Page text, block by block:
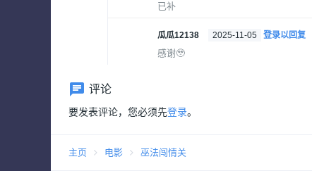
已补
瓜瓜12138 2025-11-05 登录以回复
感谢🥹
评论
要发表评论，您必须先登录。
主页 电影 巫法闯情关